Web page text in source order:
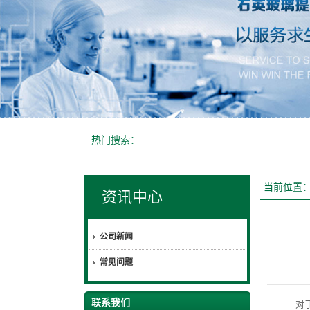
热门搜索：
资讯中心
公司新闻
常见问题
联系我们
当前位置
对于